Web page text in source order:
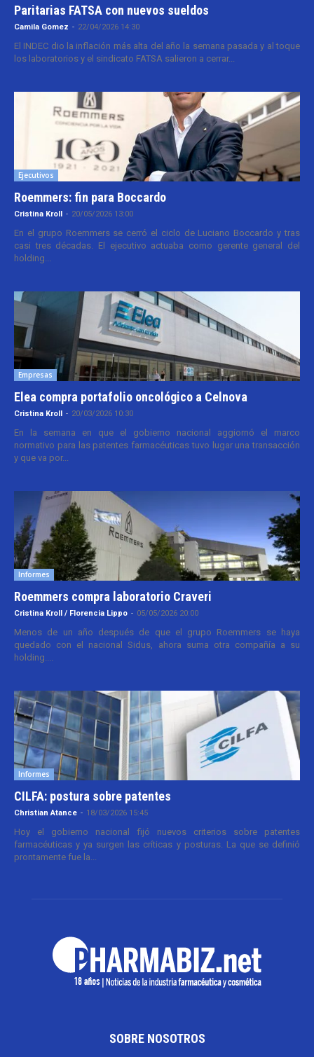
Paritarias FATSA con nuevos sueldos
Camila Gomez - 22/04/2026 14:30
El INDEC dio la inflación más alta del año la semana pasada y al toque
los laboratorios y el sindicato FATSA salieron a cerrar...
Ejecutivos
Roemmers: fin para Boccardo
Cristina Kroll - 20/05/2026 13:00
En el grupo Roemmers se cerró el ciclo de Luciano Boccardo y tras
casi tres décadas. El ejecutivo actuaba como gerente general del
holding...
Empresas
Elea compra portafolio oncológico a Celnova
Cristina Kroll - 20/03/2026 10:30
En la semana en que el gobierno nacional aggiornó el marco
normativo para las patentes farmacéuticas tuvo lugar una transacción
y que va por...
Informes
Roemmers compra laboratorio Craveri
Cristina Kroll / Florencia Lippo - 05/05/2026 20:00
Menos de un año después de que el grupo Roemmers se haya
quedado con el nacional Sidus, ahora suma otra compañía a su
holding....
Informes
CILFA: postura sobre patentes
Christian Atance - 18/03/2026 15:45
Hoy el gobierno nacional fijó nuevos criterios sobre patentes
farmacéuticas y ya surgen las críticas y posturas. La que se definió
prontamente fue la...
SOBRE NOSOTROS